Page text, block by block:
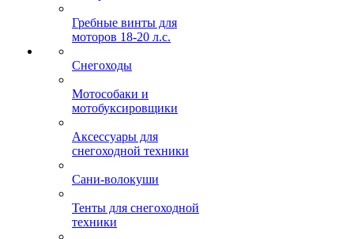
Гребные винты для
моторов 18-20 л.с.
Снегоходы
Мотособаки и
мотобуксировщики
Аксессуары для
снегоходной техники
Сани-волокуши
Тенты для снегоходной
техники